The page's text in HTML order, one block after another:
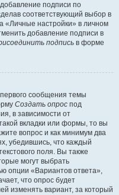
подписи по
соответствующий выбор в
«Личные настройки» в личном
добавление подписи в
подпись в форме
сообщения темы
Создать опрос под
в зависимости от
вкладки или формы, то вы
вопрос и как минимум два
убедившись, что каждый
поля. Вы также
могут выбрать
опции «Вариантов ответа»,
что опрос будет
изменять вариант, за который